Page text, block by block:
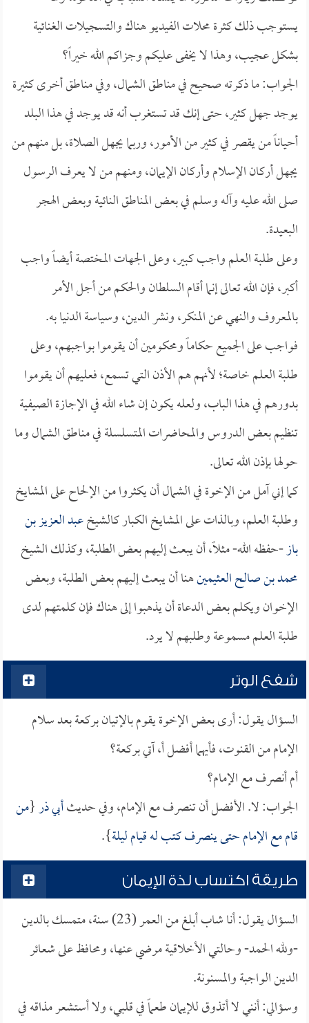
يستوجب ذلك كثرة محلات الفيديو هناك والتسجيلات الغنائية
بشكل عجيب، وهذا لا يخفى عليكم وجزاكم الله خيراً؟
الجواب: ما ذكرته صحيح في مناطق الشمال، وفي مناطق أخرى كثيرة
يوجد جهل كثير، حتى إنك قد تستغرب أنه قد يوجد في هذا البلد
أحياناً من يقصر في كثير من الأمور، وربما يجهل الصلاة، بل منهم من
يجهل أركان الإسلام وأركان الإيمان، ومنهم من لا يعرف الرسول
صلى الله عليه وآله وسلم في بعض المناطق النائية وبعض الهجر
البعيدة.
وعلى طلبة العلم واجب كبير، وعلى الجهات المختصة أيضاً واجب
أكبر، فإن الله تعالى إنما أقام السلطان والحكم من أجل الأمر
بالمعروف والنهي عن المنكر، ونشر الدين، وسياسة الدنيا به.
فواجب على الجميع حكاماً ومحكومين أن يقوموا بواجبهم، وعلى
طلبة العلم خاصة؛ لأنهم هم الأذن التي تسمع، فعليهم أن يقوموا
بدورهم في هذا الباب، ولعله يكون إن شاء الله في الإجازة الصيفية
تنظيم بعض الدروس والمحاضرات المتسلسلة في مناطق الشمال وما
حولها بإذن الله تعالى.
كما إني آمل من الإخوة في الشمال أن يكثروا من الإلحاح على المشايخ
وطلبة العلم، وبالذات على المشايخ الكبار كالشيخعبد العزيز بن
باز-حفظه الله- مثلاً، أن يبعث إليهم بعض الطلبة، وكذلك الشيخ
محمد بن صالح العثيمينهنا أن يبعث إليهم بعض الطلبة، وبعض
الإخوان ويكلم بعض الدعاة أن يذهبوا إلى هناك فإن كلمتهم لدى
طلبة العلم مسموعة وطلبهم لا يرد.
شفع الوتر
السؤال يقول: أرى بعض الإخوة يقوم بالإتيان بركعة بعد سلام
الإمام من القنوت، فأيهما أفضل أ، آتي بركعة؟
أم أنصرف مع الإمام؟
الجواب: لا. الأفضل أن تنصرف مع الإمام، وفي حديثأبي ذر{من
قام مع الإمام حتى ينصرف كتب له قيام ليلة}.
طريقة اكتساب لذة الإيمان
السؤال يقول: أنا شاب أبلغ من العمر (23) سنة، متمسك بالدين
-ولله الحمد- وحالتي الأخلاقية مرضي عنها، ومحافظ على شعائر
الدين الواجبة والمسنونة.
وسؤالي: أنني لا أتذوق للإيمان طعماً في قلبي، ولا أستشعر مذاقه في